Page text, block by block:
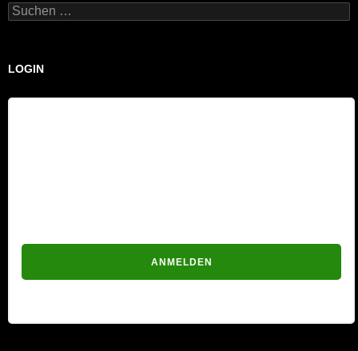
Suchen
nach:
LOGIN